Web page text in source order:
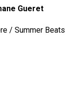
Gueret
/ Summer Beats